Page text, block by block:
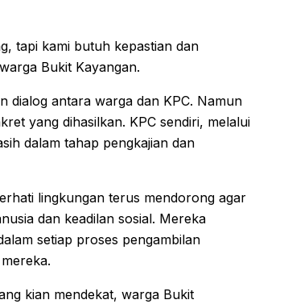
tapi kami butuh kepastian dan
Bukit Kayangan.
dialog antara warga dan KPC. Namun
yang dihasilkan. KPC sendiri, melalui
dalam tahap pengkajian dan
lingkungan terus mendorong agar
dan keadilan sosial. Mereka
setiap proses pengambilan
kian mendekat, warga Bukit